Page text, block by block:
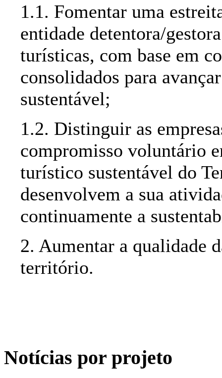
1.1. Fomentar uma
entidade detentora/
turísticas, com base em
consolidados para
sustentável;
1.2. Distinguir as
compromisso voluntário
turístico sustentável do
desenvolvem a sua
continuamente a
2. Aumentar a qualidade
território.
Notícias por projeto